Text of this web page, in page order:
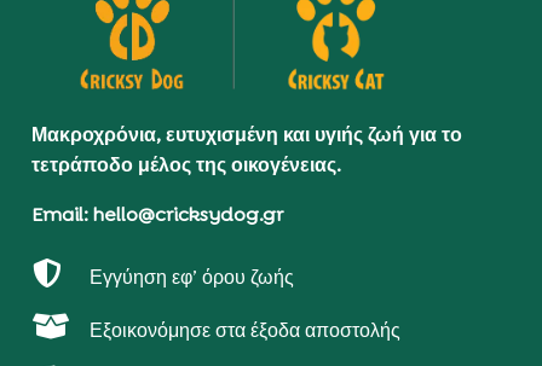
Μακροχρόνια, ευτυχισμένη και υγιής ζωή για το
τετράποδο μέλος της οικογένειας.
Email: hello@cricksydog.gr
 Εγγύηση εφ’ όρου ζωής
 Εξοικονόμησε στα έξοδα αποστολής